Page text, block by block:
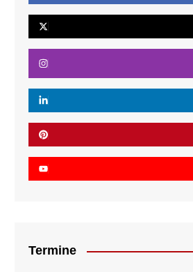
Termine